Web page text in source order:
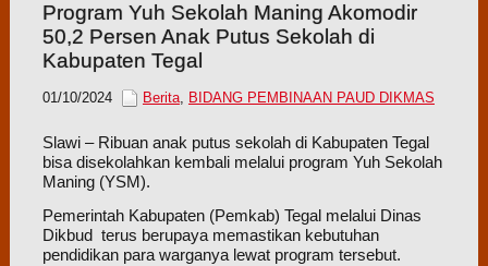
Program Yuh Sekolah Maning Akomodir
50,2 Persen Anak Putus Sekolah di
Kabupaten Tegal
01/10/2024 Berita, BIDANG PEMBINAAN PAUD DIKMAS
Slawi – Ribuan anak putus sekolah di Kabupaten Tegal
bisa disekolahkan kembali melalui program Yuh Sekolah
Maning (YSM).
Pemerintah Kabupaten (Pemkab) Tegal melalui Dinas
Dikbud terus berupaya memastikan kebutuhan
pendidikan para warganya lewat program tersebut.